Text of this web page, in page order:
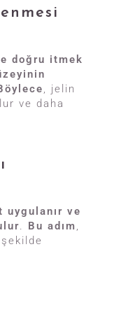
doğru itmek
, jelin
ve daha
ve
. Bu adım,